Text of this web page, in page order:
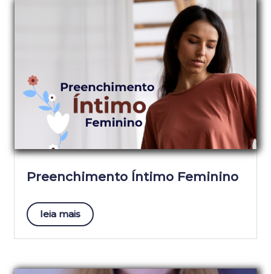
Preenchimento Íntimo Feminino
leia mais